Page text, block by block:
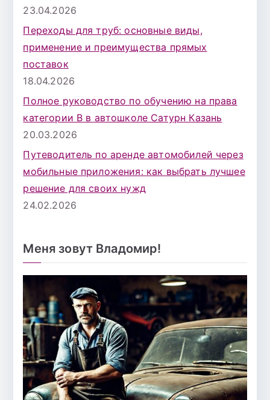
23.04.2026
Переходы для труб: основные виды,
применение и преимущества прямых
поставок
18.04.2026
Полное руководство по обучению на права
категории B в автошколе Сатурн Казань
20.03.2026
Путеводитель по аренде автомобилей через
мобильные приложения: как выбрать лучшее
решение для своих нужд
24.02.2026
Меня зовут Владомир!